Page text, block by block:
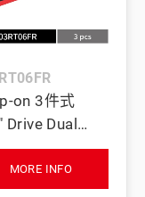
on 3件式
Drive Dual
4分 彎柄型 /
型可鎖式棘輪
MORE INFO